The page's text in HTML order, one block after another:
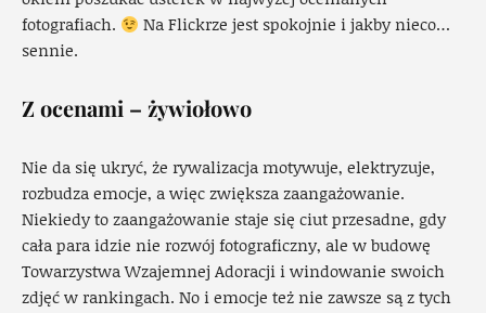
fotografiach.
Na Flickrze jest spokojnie i jakby nieco…
sennie.
Z ocenami – żywiołowo
Nie da się ukryć, że rywalizacja motywuje, elektryzuje,
rozbudza emocje, a więc zwiększa zaangażowanie.
Niekiedy to zaangażowanie staje się ciut przesadne, gdy
cała para idzie nie rozwój fotograficzny, ale w budowę
Towarzystwa Wzajemnej Adoracji i windowanie swoich
zdjęć w rankingach. No i emocje też nie zawsze są z tych